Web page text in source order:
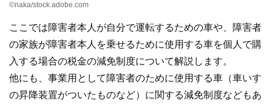
©naka/stock.adobe.com
ここでは障害者本人が自分で運転するための車や、障害者
の家族が障害者本人を乗せるために使用する車を個人で購
入する場合の税金の減免制度について解説します。
他にも、事業用として障害者のために使用する車（車いす
の昇降装置がついたものなど）に関する減免制度などもあ